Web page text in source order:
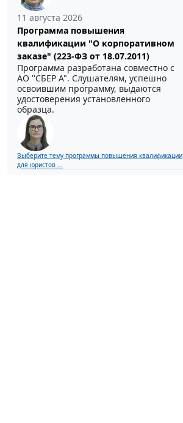
11 августа 2026
Программа повышения
квалификации "О корпоративном
заказе" (223-ФЗ от 18.07.2011)
Программа разработана совместно с
АО ''СБЕР А". Слушателям, успешно
освоившим программу, выдаются
удостоверения установленного
образца.
Выберите тему программы повышения квалификации
для юристов ...